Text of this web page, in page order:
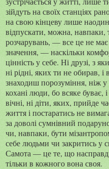
зійдуть на своїх станціях
на свою кінцеву лише
відпускати, можна, навпаки,
розчарувань, — все це не
значення, — наскільки
цінність у себе. Ні друзі, з
ні рідні, яких ти не обирав,
знаходиш порозуміння, ніж
кохані люди, бо всяке буває,
вічні, ні діти, яких, прийде
життя і постаратись не
за доволі сумнівний
чи, навпаки, бути
себе людьми чи закритись у
Самота — це те, що
тільки в кожного вона своя.